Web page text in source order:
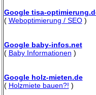
Google tisa-
( Weboptimierung / SEO)
Google baby-infos.net
( Baby Informationen )
Google holz-mieten.de
( Holzmiete bauen?! )